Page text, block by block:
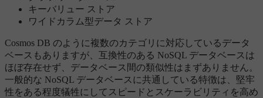
キーバリュー ストア
ワイドカラム型データ ストア
Cosmos DB のように複数のカテゴリに対応しているデータ
ベースもありますが、互換性のある NoSQL データベースは
ほぼ存在せず、データベース間の類似性はまずありません。
一般的な NoSQL データベースに共通している特徴は、堅牢
性をある程度犠牲にしてスピードとスケーラビリティを高め